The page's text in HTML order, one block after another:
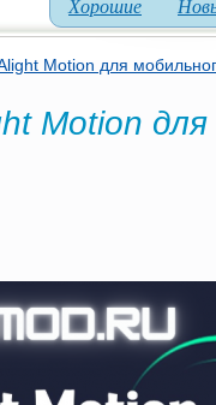
Хорошие
Motion для
Motion